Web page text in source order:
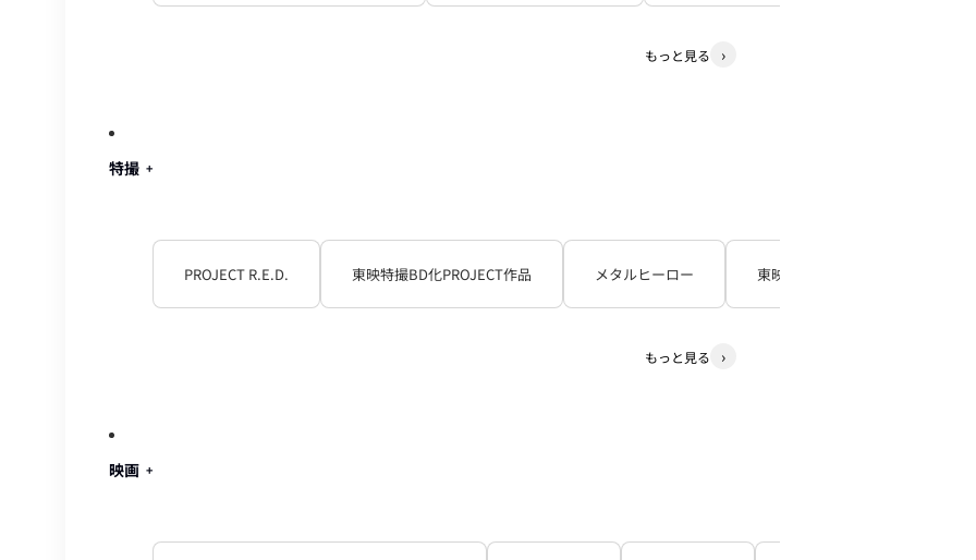
もっと見る
特撮
PROJECT R.E.D. 東映特撮BD化PROJECT作品 メタルヒーロー 東映TV特撮シリーズ
もっと見る
映画